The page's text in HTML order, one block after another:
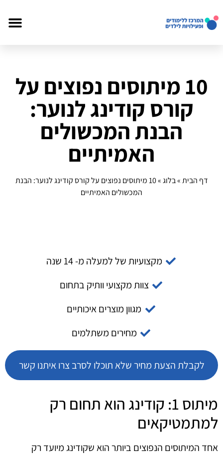
10 מיתוסים נפוצים על
קורס קודינג לנוער:
הבנת המכשולים
האמיתיים
דף הבית»בלוג»
10 מיתוסים נפוצים על קורס קודינג לנוער: הבנת
המכשולים האמיתיים
מקצועיות של למעלה מ- 14 שנה
צוות מקצועי וותיק בתחום
מגוון מוצרים איכותיים
מחירים משתלמים
לקבלת הצעת מחיר שלא תוכלו לסרב צרו איתנו קשר
מיתוס 1: קודינג הוא תחום רק
למתמטיקאים
אחד המיתוסים הנפוצים ביותר הוא שקודינג מיועד רק